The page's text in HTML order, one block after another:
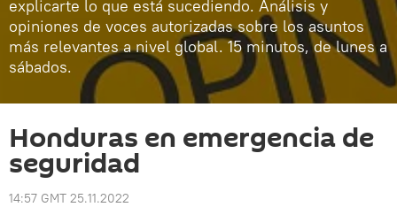
explicarte lo que está sucediendo. Análisis y
opiniones de voces autorizadas sobre los asuntos
más relevantes a nivel global. 15 minutos, de lunes a
sábados.
Honduras en emergencia de
seguridad
14:57 GMT 25.11.2022